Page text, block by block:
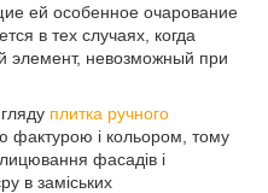
ей особенное очарование
в тех случаях, когда
элемент, невозможный при
плитка ручного
фактурою і кольором, тому
фасадів і
в заміських